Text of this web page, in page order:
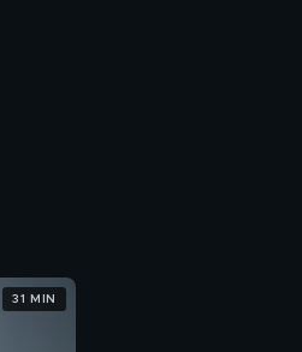
31 MIN